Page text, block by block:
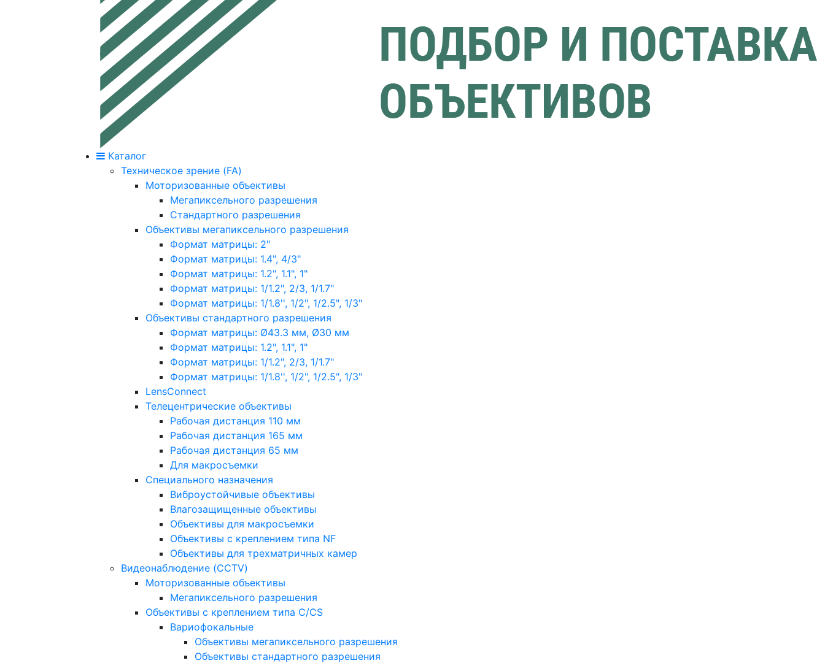
Каталог
Техническое зрение (FA)
Моторизованные объективы
Мегапиксельного разрешения
Стандартного разрешения
Объективы мегапиксельного разрешения
Формат матрицы: 2"
Формат матрицы: 1.4", 4/3"
Формат матрицы: 1.2", 1.1", 1"
Формат матрицы: 1/1.2", 2/3, 1/1.7"
Формат матрицы: 1/1.8'', 1/2", 1/2.5", 1/3"
Объективы стандартного разрешения
Формат матрицы: Ø43.3 мм, Ø30 мм
Формат матрицы: 1.2", 1.1", 1"
Формат матрицы: 1/1.2", 2/3, 1/1.7"
Формат матрицы: 1/1.8'', 1/2", 1/2.5", 1/3"
LensConnect
Телецентрические объективы
Рабочая дистанция 110 мм
Рабочая дистанция 165 мм
Рабочая дистанция 65 мм
Для макросъемки
Специального назначения
Виброустойчивые объективы
Влагозащищенные объективы
Объективы для макросъемки
Объективы с креплением типа NF
Объективы для трехматричных камер
Видеонаблюдение (CCTV)
Моторизованные объективы
Мегапиксельного разрешения
Объективы с креплением типа C/CS
Вариофокальные
Объективы мегапиксельного разрешения
Объективы стандартного разрешения